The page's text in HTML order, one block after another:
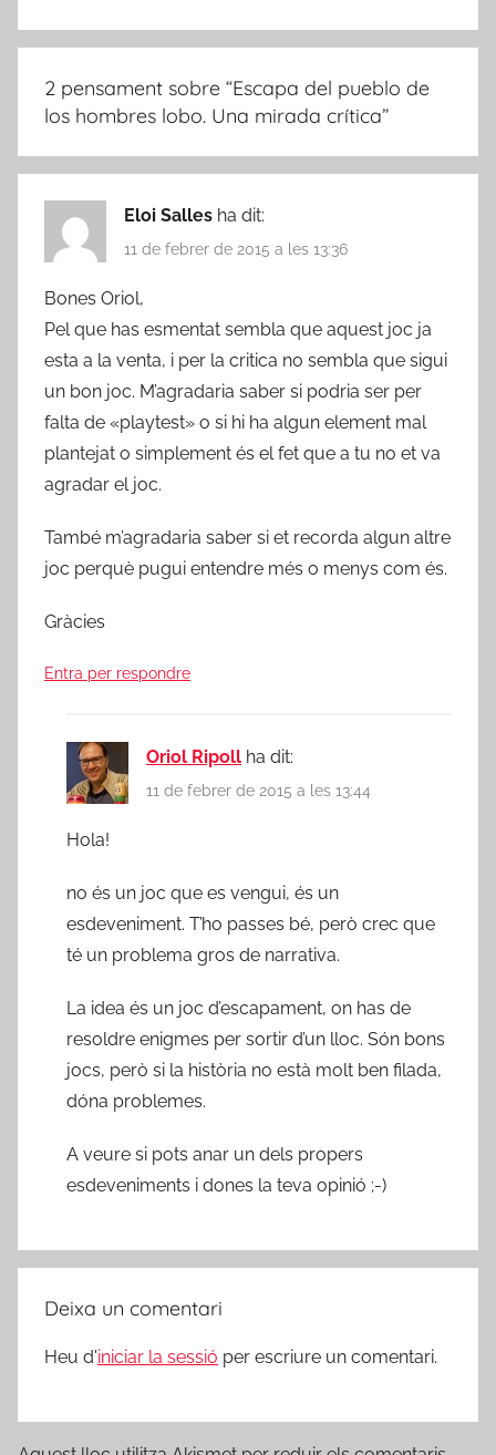
2 pensament sobre “Escapa del pueblo de
los hombres lobo. Una mirada crítica”
Eloi Salles ha dit:
11 de febrer de 2015 a les 13:36
Bones Oriol,
Pel que has esmentat sembla que aquest joc ja
esta a la venta, i per la critica no sembla que sigui
un bon joc. M’agradaria saber si podria ser per
falta de «playtest» o si hi ha algun element mal
plantejat o simplement és el fet que a tu no et va
agradar el joc.
També m’agradaria saber si et recorda algun altre
joc perquè pugui entendre més o menys com és.
Gràcies
Entra per respondre
Oriol Ripoll ha dit:
11 de febrer de 2015 a les 13:44
Hola!
no és un joc que es vengui, és un
esdeveniment. T’ho passes bé, però crec que
té un problema gros de narrativa.
La idea és un joc d’escapament, on has de
resoldre enigmes per sortir d’un lloc. Són bons
jocs, però si la història no està molt ben filada,
dóna problemes.
A veure si pots anar un dels propers
esdeveniments i dones la teva opinió ;-)
Deixa un comentari
Heu d'iniciar la sessió per escriure un comentari.